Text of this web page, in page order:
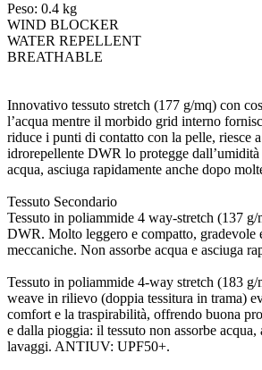
Peso: 0.4 kg
WIND BLOCKER
WATER REPELLENT
BREATHABLE
Innovativo tessuto stretch (177 g/mq) con
l’acqua mentre il morbido grid interno
riduce i punti di contatto con la pelle, riesce
idrorepellente DWR lo protegge
acqua, asciuga rapidamente anche dopo
Tessuto Secondario
Tessuto in poliammide 4 way-stretch (137 g/
DWR. Molto leggero e compatto, gradevole
meccaniche. Non assorbe acqua e asciuga
Tessuto in poliammide 4-way stretch (183
weave in rilievo (doppia tessitura in trama)
comfort e la traspirabilità, offrendo buona
e dalla pioggia: il tessuto non assorbe
lavaggi. ANTIUV: UPF50+.